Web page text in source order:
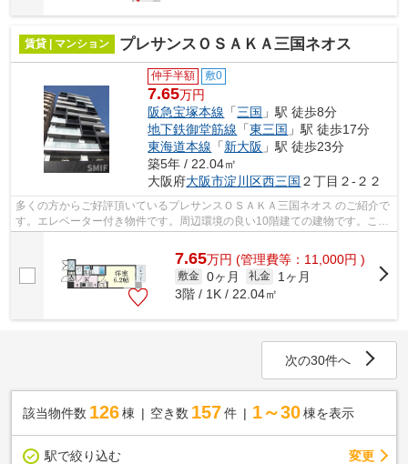
賃貸 | マンション プレサンスＯＳＡＫＡ三国ネオス
仲手半額 敷0
7.65万円
阪急宝塚本線 「三国 」駅 徒歩8分
地下鉄御堂筋線 「東三国 」駅 徒歩17分
東海道本線 「新大阪 」駅 徒歩23分
築5年 / 22.04㎡
大阪府大阪市淀川区西三国 ２丁目２-２２
多くの方からご好評頂いているプレサンスＯＳＡＫＡ三国ネオス のご紹介で
す。エレベーター付き物件です。周辺環境の良い10階建ての建物です。こち
7.65万円 (管理費等：11,000円 )
敷金 0ヶ月 礼金
1ヶ月
3階 / 1K / 22.04㎡
次の30件へ
該当物件数 126棟 空き数 157 件 1～30 棟を表示
駅で絞り込む 変更